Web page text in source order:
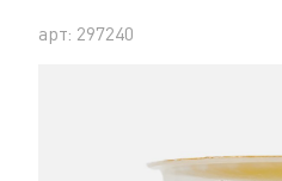
вкусом
витаминизиров
арт: 297240